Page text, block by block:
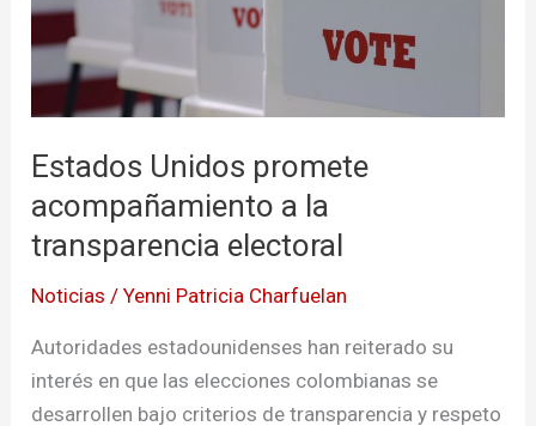
Estados Unidos promete
acompañamiento a la
transparencia electoral
Noticias /Yenni Patricia Charfuelan
Autoridades estadounidenses han reiterado su
interés en que las elecciones colombianas se
desarrollen bajo criterios de transparencia y respeto
transparencia
electoral